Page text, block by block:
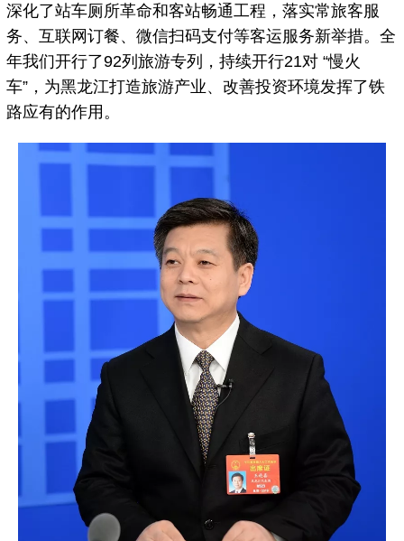
深化了站车厕所革命和客站畅通工程，落实常旅客服
务、互联网订餐、微信扫码支付等客运服务新举措。全
年我们开行了92列旅游专列，持续开行21对 “慢火
车”，为黑龙江打造旅游产业、改善投资环境发挥了铁
路应有的作用。